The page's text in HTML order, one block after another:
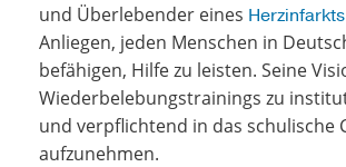
und Überlebender eines Herzinfarkts
Anliegen, jeden Menschen in
befähigen, Hilfe zu leisten. Seine
Wiederbelebungstrainings zu
und verpflichtend in das schulische
aufzunehmen.